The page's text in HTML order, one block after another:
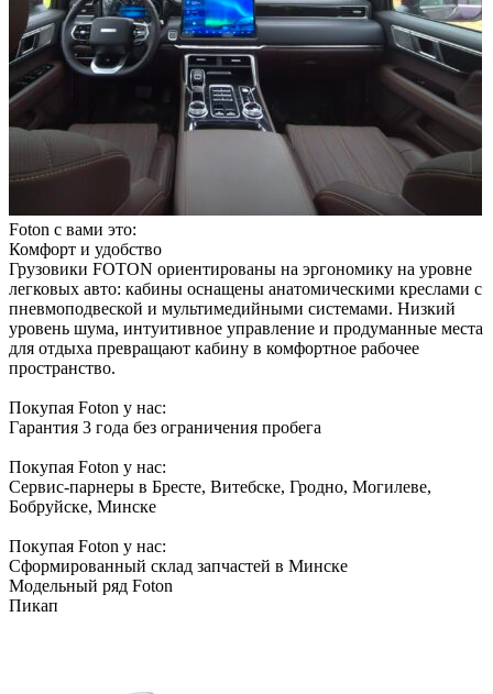
Foton с вами это:
Комфорт и удобство
Грузовики FOTON ориентированы на эргономику на уровне
легковых авто: кабины оснащены анатомическими креслами с
пневмоподвеской и мультимедийными системами. Низкий
уровень шума, интуитивное управление и продуманные места
для отдыха превращают кабину в комфортное рабочее
пространство.
Покупая Foton у нас:
Гарантия 3 года без ограничения пробега
Покупая Foton у нас:
Сервис-парнеры в Бресте, Витебске, Гродно, Могилеве,
Бобруйске, Минске
Покупая Foton у нас:
Сформированный склад запчастей в Минске
Модельный ряд Foton
Пикап